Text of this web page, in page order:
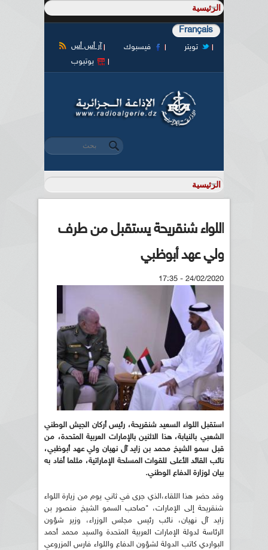
Français
آر أس أس فيسبوك
تويتر
يوتيوب
استمارة البحث
‏بحث ‏
اللواء شنقريحة يستقبل من طرف
ولي عهد أبوظبي
24/02/2020 - 17:35
استقبل اللواء السعيد شنقريحة، رئيس أركان الجيش الوطني
الشعبي بالنيابة، هذا الاثنين بالإمارات العربية المتحدة، من
قبل سمو الشيخ محمد بن زايد آل نهيان ولي عهد أبوظبي،
نائب القائد الأعلى للقوات المسلحة الإماراتية، مثلما أفاد به
بيان لوزارة الدفاع الوطني.
وقد حضر هذا اللقاء،الذي جرى في ثاني يوم من زيارة اللواء
شنقريحة إلى الإمارات، "صاحب السمو الشيخ منصور بن
زايد آل نهيان، نائب رئيس مجلس الوزراء، وزير شؤون
الرئاسة لدولة الإمارات العربية المتحدة والسيد محمد أحمد
البواردي كاتب الدولة لشؤون الدفاع واللواء فارس المزروعي